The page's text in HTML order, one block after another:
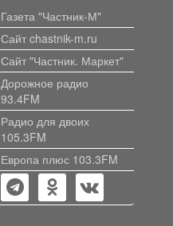
Газета "Частник-М"
Сайт chastnik-m.ru
Сайт "Частник. Маркет"
Дорожное радио
93.4FM
Радио для двоих
105.3FM
Европа плюс 103.3FM